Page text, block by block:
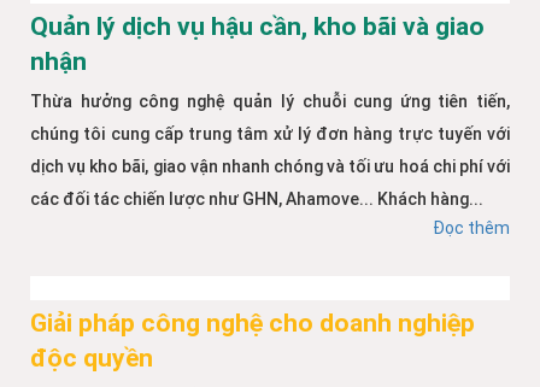
Quản lý dịch vụ hậu cần, kho bãi và giao
nhận
Thừa hưởng công nghệ quản lý chuỗi cung ứng tiên tiến,
chúng tôi cung cấp trung tâm xử lý đơn hàng trực tuyến với
dịch vụ kho bãi, giao vận nhanh chóng và tối ưu hoá chi phí với
các đối tác chiến lược như GHN, Ahamove... Khách hàng...
Đọc thêm
Giải pháp công nghệ cho doanh nghiệp
độc quyền